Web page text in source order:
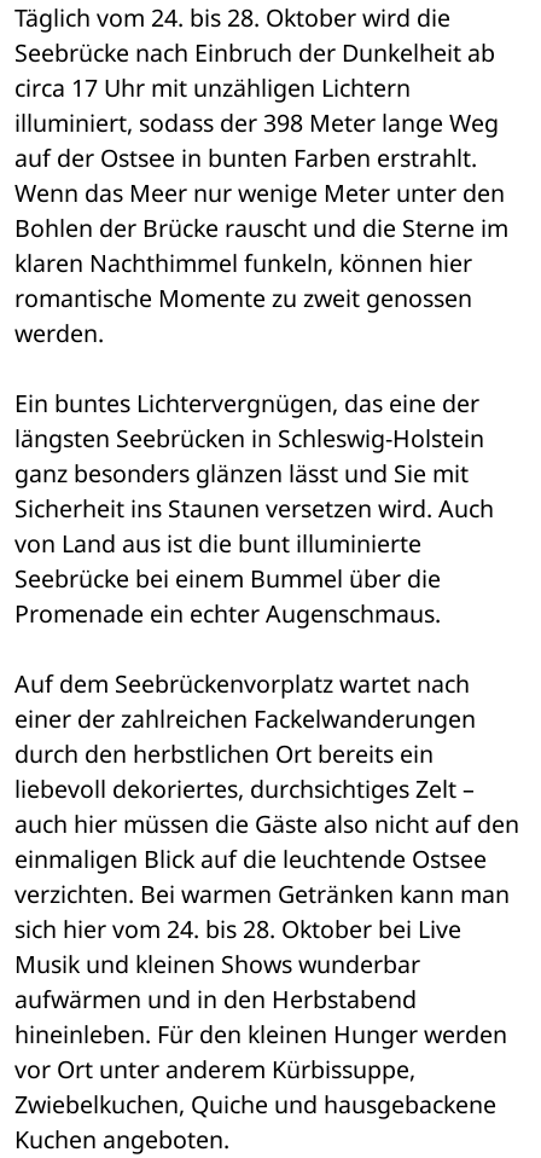
Täglich vom 24. bis 28. Oktober wird die
Seebrücke nach Einbruch der Dunkelheit ab
circa 17 Uhr mit unzähligen Lichtern
illuminiert, sodass der 398 Meter lange Weg
auf der Ostsee in bunten Farben erstrahlt.
Wenn das Meer nur wenige Meter unter den
Bohlen der Brücke rauscht und die Sterne im
klaren Nachthimmel funkeln, können hier
romantische Momente zu zweit genossen
werden.
Ein buntes Lichtervergnügen, das eine der
längsten Seebrücken in Schleswig-Holstein
ganz besonders glänzen lässt und Sie mit
Sicherheit ins Staunen versetzen wird. Auch
von Land aus ist die bunt illuminierte
Seebrücke bei einem Bummel über die
Promenade ein echter Augenschmaus.
Auf dem Seebrückenvorplatz wartet nach
einer der zahlreichen Fackelwanderungen
durch den herbstlichen Ort bereits ein
liebevoll dekoriertes, durchsichtiges Zelt –
auch hier müssen die Gäste also nicht auf den
einmaligen Blick auf die leuchtende Ostsee
verzichten. Bei warmen Getränken kann man
sich hier vom 24. bis 28. Oktober bei Live
Musik und kleinen Shows wunderbar
aufwärmen und in den Herbstabend
hineinleben. Für den kleinen Hunger werden
vor Ort unter anderem Kürbissuppe,
Zwiebelkuchen, Quiche und hausgebackene
Kuchen angeboten.